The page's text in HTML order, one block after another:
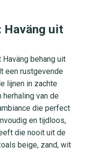
Haväng uit
behang uit
een rustgevende
lijnen in zachte
van de
die perfect
en tijdloos,
die nooit uit de
beige, zand, wit